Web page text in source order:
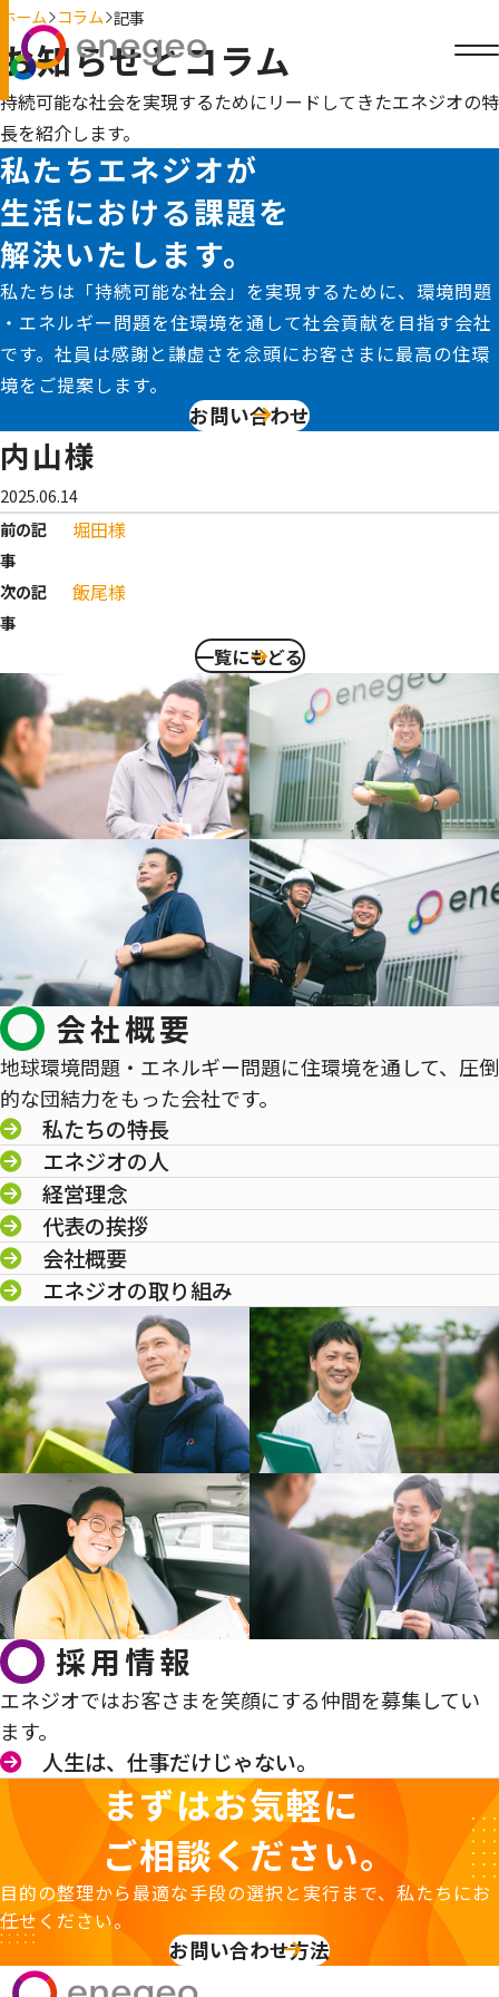
ホーム コラム 記事
お知らせとコラム
持続可能な社会を実現するためにリードしてきたエネジオの特
長を紹介します。
私たちエネジオが
生活における課題を
解決いたします。
私たちは「持続可能な社会」を実現するために、環境問題
・エネルギー問題を住環境を通して社会貢献を目指す会社
です。社員は感謝と謙虚さを念頭にお客さまに最高の住環
境をご提案します。
お問い合わせ
内山様
2025.06.14
前の記
事
堀田様
次の記
事
飯尾様
一覧にもどる
会社概要
地球環境問題・エネルギー問題に住環境を通して、圧倒
的な団結力をもった会社です。
私たちの特長
エネジオの人
経営理念
代表の挨拶
会社概要
エネジオの取り組み
採用情報
エネジオではお客さまを笑顔にする仲間を募集してい
ます。
人生は、仕事だけじゃない。
まずはお気軽に
ご相談ください。
目的の整理から最適な手段の選択と実行まで、私たちにお
任せください。
お問い合わせ方法